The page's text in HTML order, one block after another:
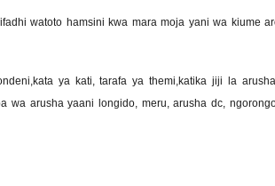
watoto hamsini kwa mara moja yani wa kiume
ya kati, tarafa ya themi,katika jiji la
wa arusha yaani longido, meru, arusha dc,